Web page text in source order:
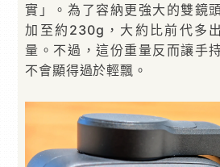
實」。為了容納更強大的雙鏡
加至約230g，大約比前代多
量。不過，這份重量反而讓手
不會顯得過於輕飄。